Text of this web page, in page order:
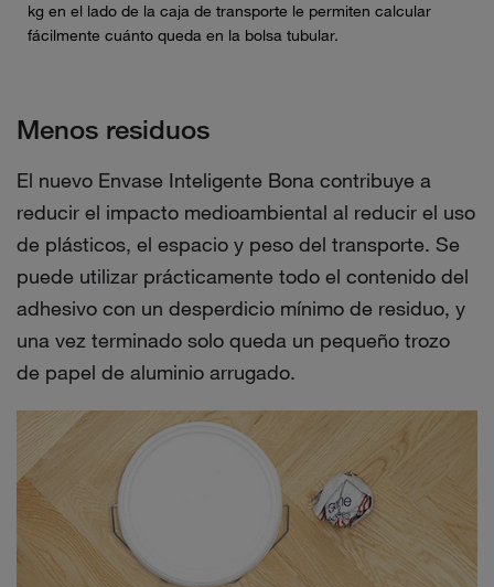
kg en el lado de la caja de transporte le permiten calcular
fácilmente cuánto queda en la bolsa tubular.
Menos residuos
El nuevo Envase Inteligente Bona contribuye a
reducir el impacto medioambiental al reducir el uso
de plásticos, el espacio y peso del transporte. Se
puede utilizar prácticamente todo el contenido del
adhesivo con un desperdicio mínimo de residuo, y
una vez terminado solo queda un pequeño trozo
de papel de aluminio arrugado.